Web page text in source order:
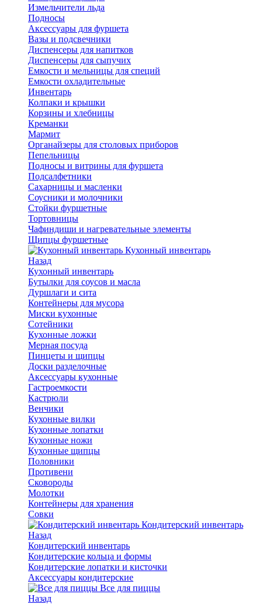
Измельчители льда
Подносы
Аксессуары для фуршета
Вазы и подсвечники
Диспенсеры для напитков
Диспенсеры для сыпучих
Емкости и мельницы для специй
Емкости охладительные
Инвентарь
Колпаки и крышки
Корзины и хлебницы
Креманки
Мармит
Органайзеры для столовых приборов
Пепельницы
Подносы и витрины для фуршета
Подсалфетники
Сахарницы и масленки
Соусники и молочники
Стойки фуршетные
Тортовницы
Чафиндиши и нагревательные элементы
Щипцы фуршетные
Кухонный инвентарь
Назад
Кухонный инвентарь
Бутылки для соусов и масла
Дуршлаги и сита
Контейнеры для мусора
Миски кухонные
Сотейники
Кухонные ложки
Мерная посуда
Пинцеты и щипцы
Доски разделочные
Аксессуары кухонные
Гастроемкости
Кастрюли
Венчики
Кухонные вилки
Кухонные лопатки
Кухонные ножи
Кухонные щипцы
Половники
Противени
Сковороды
Молотки
Контейнеры для хранения
Совки
Кондитерский инвентарь
Назад
Кондитерский инвентарь
Кондитерские кольца и формы
Кондитерские лопатки и кисточки
Аксессуары кондитерские
Все для пиццы
Назад